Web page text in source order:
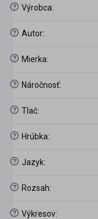
? Výrobca:
? Autor:
? Mierka:
? Náročnosť:
? Tlač:
? Hrúbka:
? Jazyk:
? Rozsah:
? Výkresov: